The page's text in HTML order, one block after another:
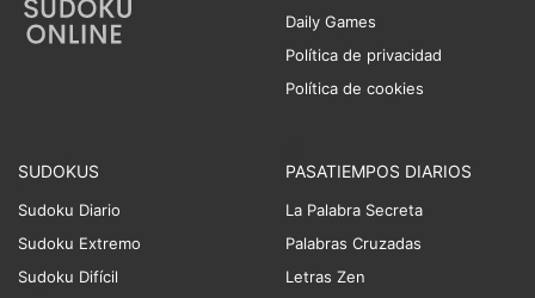
Daily Games
Política de privacidad
Política de cookies
SUDOKUS
Sudoku Diario
Sudoku Extremo
Sudoku Difícil
PASATIEMPOS DIARIOS
La Palabra Secreta
Palabras Cruzadas
Letras Zen